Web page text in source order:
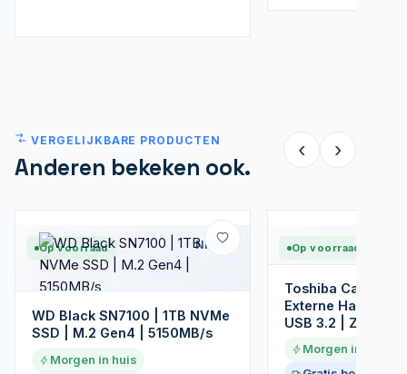
VERGELIJKBARE PRODUCTEN
Anderen bekeken ook.
‹ ›
Op voorraad Nieuw
WD Black SN7100 | 1TB NVMe
SSD | M.2 Gen4 | 5150MB/s
Morgen in huis
Op voorraad
Toshiba Canvio
Externe Harde
USB 3.2 | Zwart
Morgen in huis